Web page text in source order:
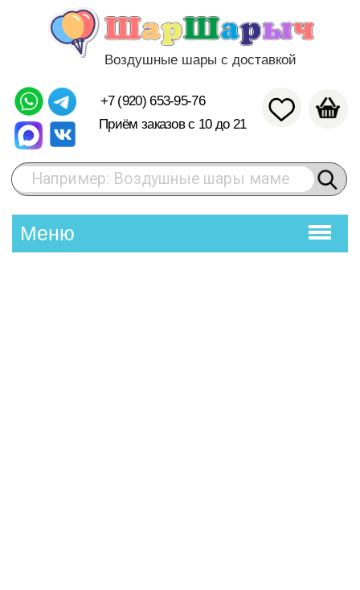
Воздушные шары с доставкой
Приём заказов с 10 до 21
Меню
Например: Воздушные шары маме